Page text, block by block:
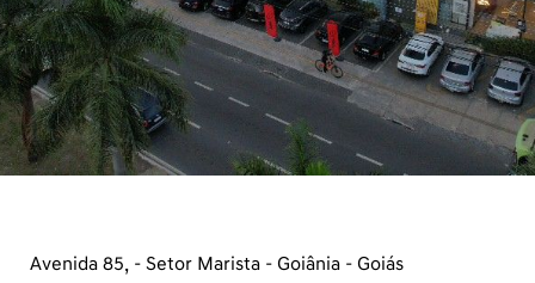
Avenida 85, - Setor Marista - Goiânia - Goiás